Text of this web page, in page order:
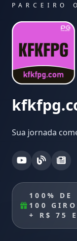
PARCEIRO
Sua jornada
100% DE
100
+ R$ 75